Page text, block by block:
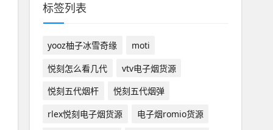
标签列表
yooz柚子冰雪奇缘
moti
悦刻怎么看几代
vtv电子烟货源
悦刻五代烟杆
悦刻五代烟弹
rlex悦刻电子烟货源
电子烟romio货源